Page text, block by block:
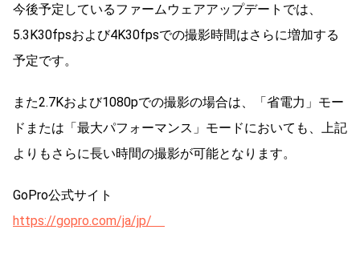
今後予定しているファームウェアアップデートでは、
5.3K30fpsおよび4K30fpsでの撮影時間はさらに増加する
予定です。
また2.7Kおよび1080pでの撮影の場合は、「省電力」モー
ドまたは「最大パフォーマンス」モードにおいても、上記
よりもさらに長い時間の撮影が可能となります。
GoPro公式サイト
https://gopro.com/ja/jp/